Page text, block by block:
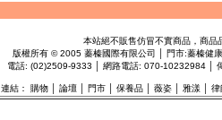
本站絕不販售仿冒不實商品，商品
版權所有 ©2005 蓁榛國際有限公司 │ 門市:蓁榛健
電話: (02)2509-9333 │ 網路電話: 070-10232984 │
連結： 購物│ 論壇│ 門市│ 保養品│ 薇姿│ 雅漾 律